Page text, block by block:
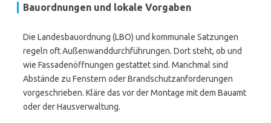
Bauordnungen und lokale Vorgaben
Die Landesbauordnung (LBO) und kommunale Satzungen
regeln oft Außenwanddurchführungen. Dort steht, ob und
wie Fassadenöffnungen gestattet sind. Manchmal sind
Abstände zu Fenstern oder Brandschutzanforderungen
vorgeschrieben. Kläre das vor der Montage mit dem Bauamt
oder der Hausverwaltung.